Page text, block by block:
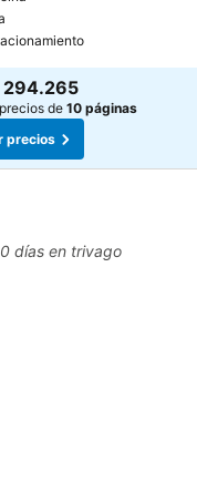
294.265
de 10 páginas
precios
días en trivago